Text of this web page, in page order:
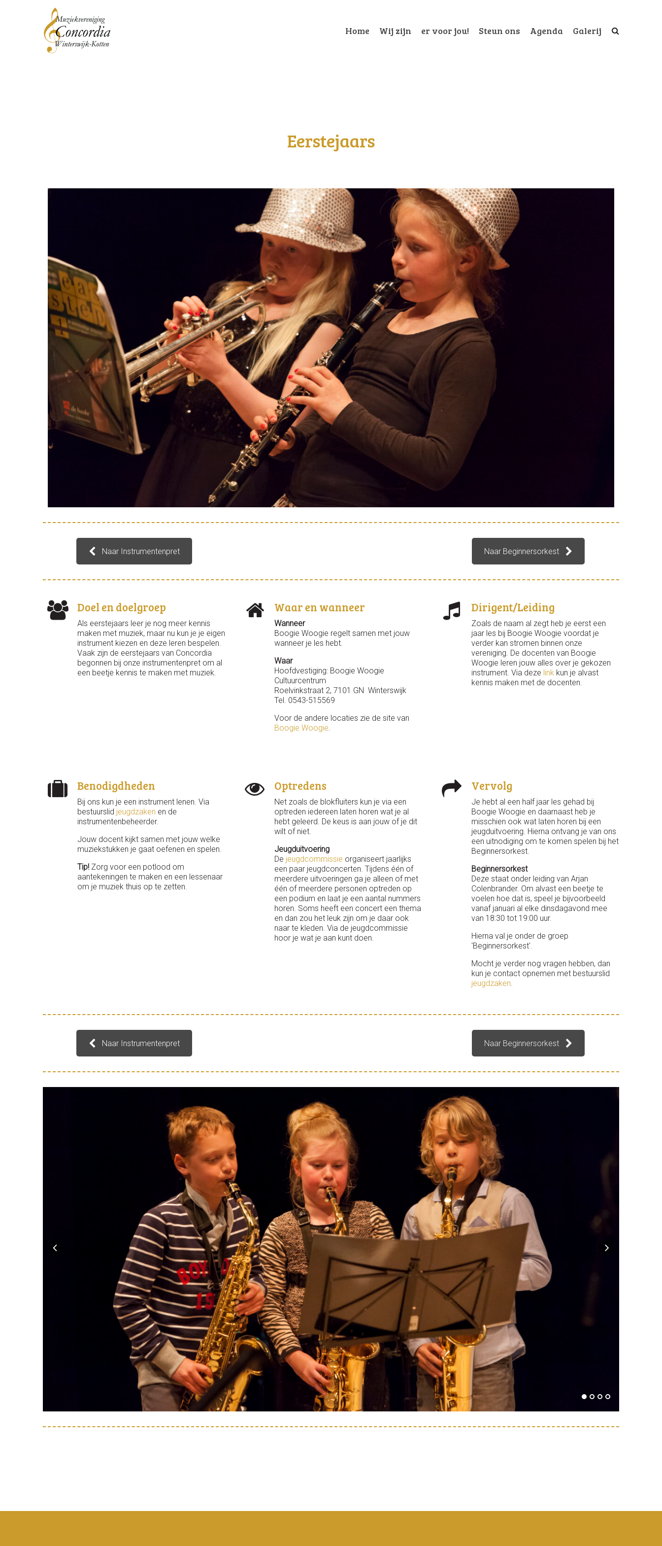
Home Wij zijn er voor jou! Steun ons Agenda Galerij
Eerstejaars
Naar Instrumentenpret Naar Beginnersorkest
Doel en doelgroep
Als eerstejaars leer je nog meer kennis
maken met muziek, maar nu kun je je eigen
instrument kiezen en deze leren bespelen.
Vaak zijn de eerstejaars van Concordia
begonnen bij onze instrumentenpret om al
een beetje kennis te maken met muziek.
Waar en wanneer
Wanneer
Boogie Woogie regelt samen met jouw
wanneer je les hebt.
Waar
Hoofdvestiging: Boogie Woogie
Cultuurcentrum
Roelvinkstraat 2, 7101 GN Winterswijk
Tel. 0543-515569
Voor de andere locaties zie de site van
Boogie Woogie.
Dirigent/Leiding
Zoals de naam al zegt heb je eerst een
jaar les bij Boogie Woogie voordat je
verder kan stromen binnen onze
vereniging. De docenten van Boogie
Woogie leren jouw alles over je gekozen
instrument. Via deze link kun je alvast
kennis maken met de docenten.
Benodigdheden
Bij ons kun je een instrument lenen. Via
bestuurslid jeugdzaken en de
instrumentenbeheerder.
Jouw docent kijkt samen met jouw welke
muziekstukken je gaat oefenen en spelen.
Tip! Zorg voor een potlood om
aantekeningen te maken en een lessenaar
om je muziek thuis op te zetten.
Optredens
Net zoals de blokfluiters kun je via een
optreden iedereen laten horen wat je al
hebt geleerd. De keus is aan jouw of je dit
wilt of niet.
Jeugduitvoering
De jeugdcommissie organiseert jaarlijks
een paar jeugdconcerten. Tijdens één of
meerdere uitvoeringen ga je alleen of met
één of meerdere personen optreden op
een podium en laat je een aantal nummers
horen. Soms heeft een concert een thema
en dan zou het leuk zijn om je daar ook
naar te kleden. Via de jeugdcommissie
hoor je wat je aan kunt doen.
Vervolg
Je hebt al een half jaar les gehad bij
Boogie Woogie en daarnaast heb je
misschien ook wat laten horen bij een
jeugduitvoering. Hierna ontvang je van ons
een uitnodiging om te komen spelen bij het
Beginnersorkest.
Beginnersorkest
Deze staat onder leiding van Arjan
Colenbrander. Om alvast een beetje te
voelen hoe dat is, speel je bijvoorbeeld
vanaf januari al elke dinsdagavond mee
van 18:30 tot 19:00 uur.
Hierna val je onder de groep
'Beginnersorkest'.
Mocht je verder nog vragen hebben, dan
kun je contact opnemen met bestuurslid
jeugdzaken.
Naar Instrumentenpret Naar Beginnersorkest